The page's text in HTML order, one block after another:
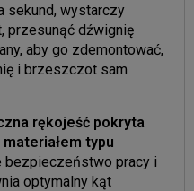
sekund, wystarczy
przesunąć dźwignię
aby go zdemontować,
i brzeszczot sam
rękojeść pokryta
typu
bezpieczeństwo pracy i
optymalny kąt